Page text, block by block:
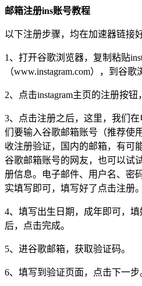
邮箱注册ins账号教程
以下注册步骤，均在加速器链接
1、打开谷歌浏览器，复制粘贴
（www.instagram.com），到谷歌
2、点击instagram主页的注册按钮
3、点击注册之后，这里，我们
们要输入谷歌邮箱账号（推荐使
收注册验证，国内的邮箱，有可
谷歌邮箱账号的网友，也可以试
册信息。电子邮件、用户名、密
实填写即可，填写好了点击注册。
4、填写出生日期，成年即可，
后，点击完成。
5、进谷歌邮箱，获取验证码。
6、填写到验证页面，点击下一步